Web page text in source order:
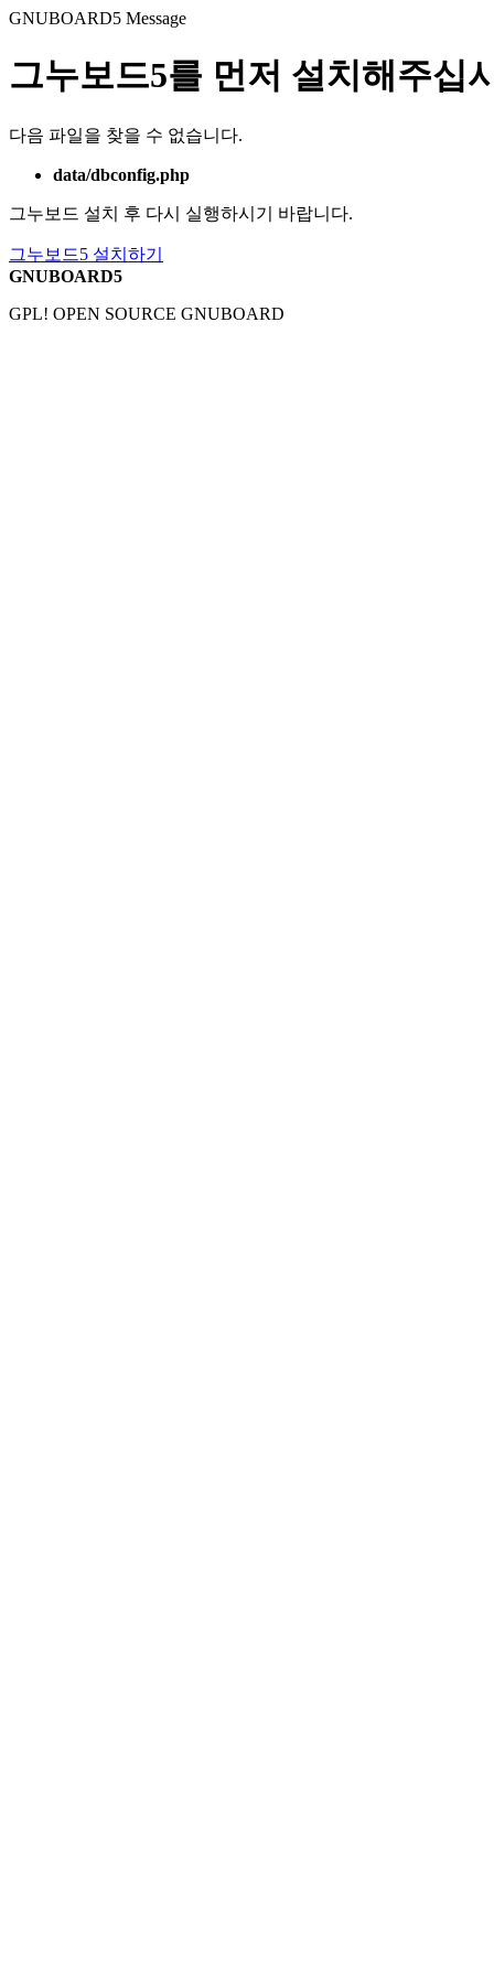
GNUBOARD5 Message
그누보드5를 먼저 설치해주십
다음 파일을 찾을 수 없습니다.
data/dbconfig.php
그누보드 설치 후 다시 실행하시기 바랍니다.
그누보드5 설치하기
GNUBOARD5
GPL! OPEN SOURCE GNUBOARD